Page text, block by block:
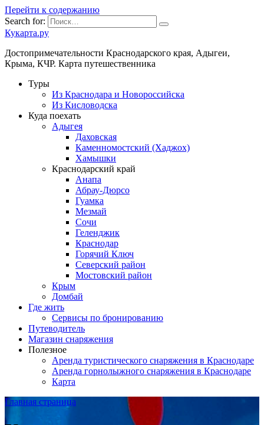
Перейти к содержанию
Search for:
Кукарта.ру
Достопримечательности Краснодарского края, Адыгеи,
Крыма, КЧР. Карта путешественника
Туры
Из Краснодара и Новороссийска
Из Кисловодска
Куда поехать
Адыгея
Даховская
Каменномостский (Хаджох)
Хамышки
Краснодарский край
Анапа
Абрау-Дюрсо
Гуамка
Мезмай
Сочи
Геленджик
Краснодар
Горячий Ключ
Северский район
Мостовский район
Крым
Домбай
Где жить
Сервисы по бронированию
Путеводитель
Магазин снаряжения
Полезное
Аренда туристического снаряжения в Краснодаре
Аренда горнолыжного снаряжения в Краснодаре
Карта
Главная страница